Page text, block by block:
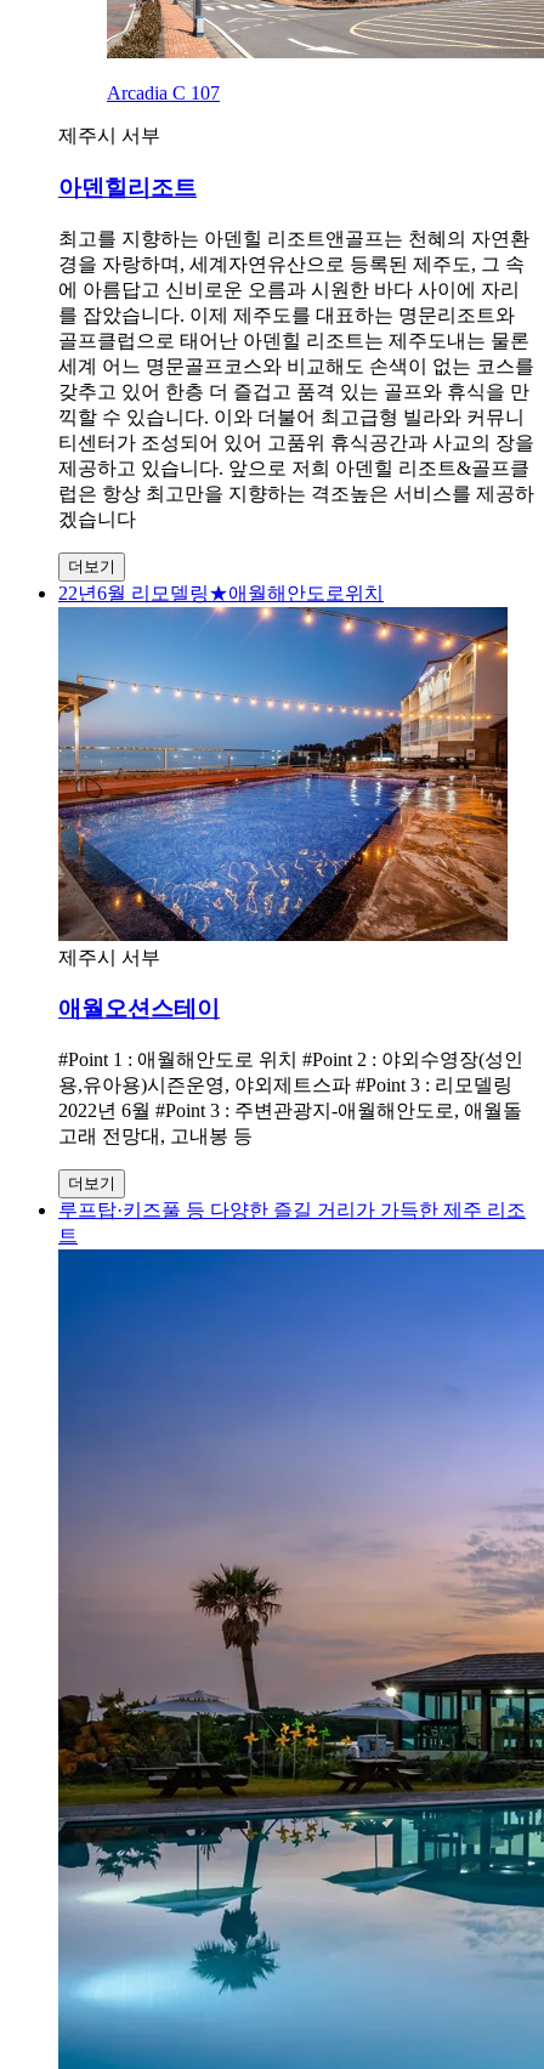
Arcadia C 107
제주시 서부
아덴힐리조트
최고를 지향하는 아덴힐 리조트앤골프는 천혜의 자연환
경을 자랑하며, 세계자연유산으로 등록된 제주도, 그 속
에 아름답고 신비로운 오름과 시원한 바다 사이에 자리
를 잡았습니다. 이제 제주도를 대표하는 명문리조트와
골프클럽으로 태어난 아덴힐 리조트는 제주도내는 물론
세계 어느 명문골프코스와 비교해도 손색이 없는 코스를
갖추고 있어 한층 더 즐겁고 품격 있는 골프와 휴식을 만
끽할 수 있습니다. 이와 더불어 최고급형 빌라와 커뮤니
티센터가 조성되어 있어 고품위 휴식공간과 사교의 장을
제공하고 있습니다. 앞으로 저희 아덴힐 리조트&골프클
럽은 항상 최고만을 지향하는 격조높은 서비스를 제공하
겠습니다
더보기
22년6월 리모델링★애월해안도로위치
제주시 서부
애월오션스테이
#Point 1 : 애월해안도로 위치 #Point 2 : 야외수영장(성인
용,유아용)시즌운영, 야외제트스파 #Point 3 : 리모델링
2022년 6월 #Point 3 : 주변관광지-애월해안도로, 애월돌
고래 전망대, 고내봉 등
더보기
루프탑·키즈풀 등 다양한 즐길 거리가 가득한 제주 리조
트